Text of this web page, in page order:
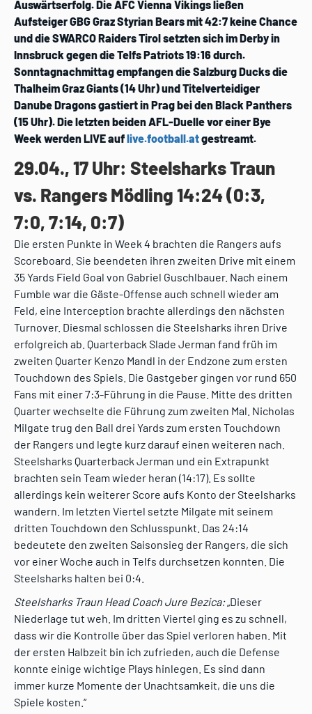
Auswärtserfolg. Die AFC Vienna Vikings ließen
Aufsteiger GBG Graz Styrian Bears mit 42:7 keine Chance
und die SWARCO Raiders Tirol setzten sich im Derby in
Innsbruck gegen die Telfs Patriots 19:16 durch.
Sonntagnachmittag empfangen die Salzburg Ducks die
Thalheim Graz Giants (14 Uhr) und Titelverteidiger
Danube Dragons gastiert in Prag bei den Black Panthers
(15 Uhr). Die letzten beiden AFL-Duelle vor einer Bye
Week werden LIVE auflive.football.atgestreamt.
29.04., 17 Uhr: Steelsharks Traun
vs. Rangers Mödling 14:24 (0:3,
7:0, 7:14, 0:7)
Die ersten Punkte in Week 4 brachten die Rangers aufs
Scoreboard. Sie beendeten ihren zweiten Drive mit einem
35 Yards Field Goal von Gabriel Guschlbauer. Nach einem
Fumble war die Gäste-Offense auch schnell wieder am
Feld, eine Interception brachte allerdings den nächsten
Turnover. Diesmal schlossen die Steelsharks ihren Drive
erfolgreich ab. Quarterback Slade Jerman fand früh im
zweiten Quarter Kenzo Mandl in der Endzone zum ersten
Touchdown des Spiels. Die Gastgeber gingen vor rund 650
Fans mit einer 7:3-Führung in die Pause. Mitte des dritten
Quarter wechselte die Führung zum zweiten Mal. Nicholas
Milgate trug den Ball drei Yards zum ersten Touchdown
der Rangers und legte kurz darauf einen weiteren nach.
Steelsharks Quarterback Jerman und ein Extrapunkt
brachten sein Team wieder heran (14:17). Es sollte
allerdings kein weiterer Score aufs Konto der Steelsharks
wandern. Im letzten Viertel setzte Milgate mit seinem
dritten Touchdown den Schlusspunkt. Das 24:14
bedeutete den zweiten Saisonsieg der Rangers, die sich
vor einer Woche auch in Telfs durchsetzen konnten. Die
Steelsharks halten bei 0:4.
Steelsharks Traun Head Coach Jure Bezica:„Dieser
Niederlage tut weh. Im dritten Viertel ging es zu schnell,
dass wir die Kontrolle über das Spiel verloren haben. Mit
der ersten Halbzeit bin ich zufrieden, auch die Defense
konnte einige wichtige Plays hinlegen. Es sind dann
immer kurze Momente der Unachtsamkeit, die uns die
Spiele kosten.“